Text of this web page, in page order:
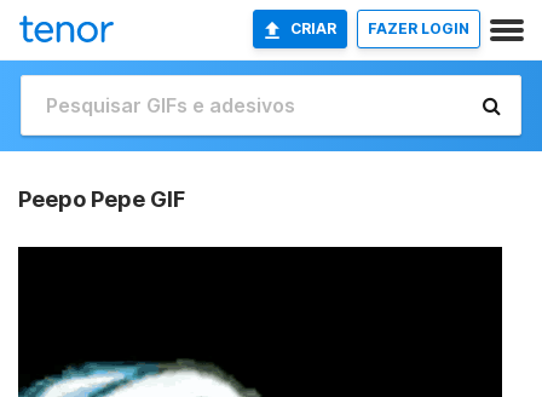
CRIAR FAZER LOGIN
Peepo Pepe GIF